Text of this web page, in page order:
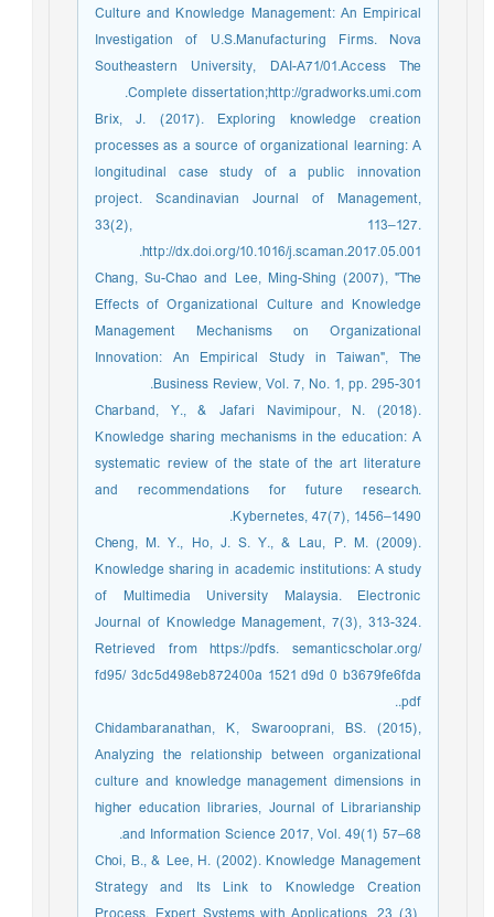
Culture and Knowledge Management: An Empirical
Investigation of U.S.Manufacturing Firms. Nova
Southeastern University, DAI-A71/01.Access The
Complete dissertation;http://gradworks.umi.com.
Brix, J. (2017). Exploring knowledge creation
processes as a source of organizational learning: A
longitudinal case study of a public innovation
project. Scandinavian Journal of Management,
33(2), 113–127.
http://dx.doi.org/10.1016/j.scaman.2017.05.001.
Chang, Su-Chao and Lee, Ming-Shing (2007), "The
Effects of Organizational Culture and Knowledge
Management Mechanisms on Organizational
Innovation: An Empirical Study in Taiwan", The
Business Review, Vol. 7, No. 1, pp. 295-301.
Charband, Y., & Jafari Navimipour, N. (2018).
Knowledge sharing mechanisms in the education: A
systematic review of the state of the art literature
and recommendations for future research.
Kybernetes, 47(7), 1456–1490.
Cheng, M. Y., Ho, J. S. Y., & Lau, P. M. (2009).
Knowledge sharing in academic institutions: A study
of Multimedia University Malaysia. Electronic
Journal of Knowledge Management, 7(3), 313-324.
Retrieved from https://pdfs. semanticscholar.org/
fd95/ 3dc5d498eb872400a 1521 d9d 0 b3679fe6fda
.pdf.
Chidambaranathan, K, Swarooprani, BS. (2015),
Analyzing the relationship between organizational
culture and knowledge management dimensions in
higher education libraries, Journal of Librarianship
and Information Science 2017, Vol. 49(1) 57–68.
Choi, B., & Lee, H. (2002). Knowledge Management
Strategy and Its Link to Knowledge Creation